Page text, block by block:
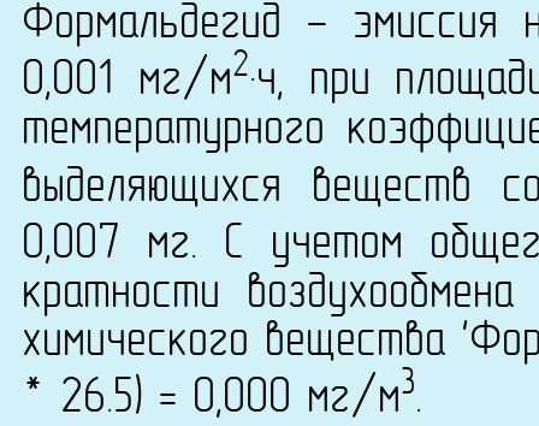
Формальдегид - эмиссия
0,001 мг/м2·ч, при
температурного
выделяющихся веществ
0,007 мг. С учетом
кратности
химического вещества
* 26.5) = 0,000 мг/м3.